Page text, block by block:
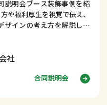
説明会ブース装飾事例を紹
や福利厚生を視覚で伝え、
ザインの考え方を解説しま
社
合同説明会